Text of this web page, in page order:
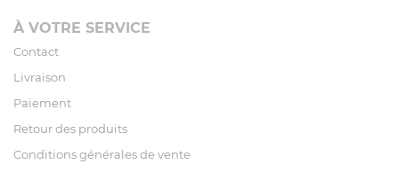
À VOTRE SERVICE
Contact
Livraison
Paiement
Retour des produits
Conditions générales de vente